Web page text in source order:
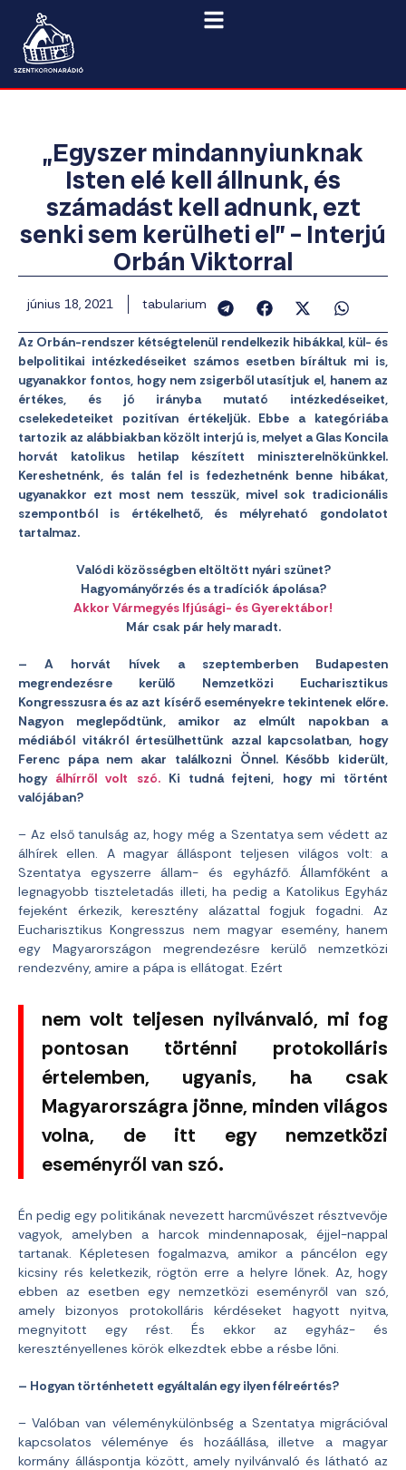
„Egyszer mindannyiunknak
Isten elé kell állnunk, és
számadást kell adnunk, ezt
senki sem kerülheti el” – Interjú
Orbán Viktorral
június 18, 2021 tabularium
Az Orbán-rendszer kétségtelenül rendelkezik hibákkal, kül- és
belpolitikai intézkedéseiket számos esetben bíráltuk mi is,
ugyanakkor fontos, hogy nem zsigerből utasítjuk el, hanem az
értékes, és jó irányba mutató intézkedéseiket,
cselekedeteiket pozitívan értékeljük. Ebbe a kategóriába
tartozik az alábbiakban közölt interjú is, melyet a Glas Koncila
horvát katolikus hetilap készített miniszterelnökünkkel.
Kereshetnénk, és talán fel is fedezhetnénk benne hibákat,
ugyanakkor ezt most nem tesszük, mivel sok tradicionális
szempontból is értékelhető, és mélyreható gondolatot
tartalmaz.
Valódi közösségben eltöltött nyári szünet?
Hagyományőrzés és a tradíciók ápolása?
Akkor Vármegyés Ifjúsági- és Gyerektábor!
Már csak pár hely maradt.
– A horvát hívek a szeptemberben Budapesten
megrendezésre kerülő Nemzetközi Eucharisztikus
Kongresszusra és az azt kísérő eseményekre tekintenek előre.
Nagyon meglepődtünk, amikor az elmúlt napokban a
médiából vitákról értesülhettünk azzal kapcsolatban, hogy
Ferenc pápa nem akar találkozni Önnel. Később kiderült,
hogy álhírről volt szó.Ki tudná fejteni, hogy mi történt
valójában?
– Az első tanulság az, hogy még a Szentatya sem védett az
álhírek ellen. A magyar álláspont teljesen világos volt: a
Szentatya egyszerre állam- és egyházfő. Államfőként a
legnagyobb tiszteletadás illeti, ha pedig a Katolikus Egyház
fejeként érkezik, keresztény alázattal fogjuk fogadni. Az
Eucharisztikus Kongresszus nem magyar esemény, hanem
egy Magyarországon megrendezésre kerülő nemzetközi
rendezvény, amire a pápa is ellátogat. Ezért
nem volt teljesen nyilvánvaló, mi fog
pontosan történni protokolláris
értelemben, ugyanis, ha csak
Magyarországra jönne, minden világos
volna, de itt egy nemzetközi
eseményről van szó.
Én pedig egy politikának nevezett harcművészet résztvevője
vagyok, amelyben a harcok mindennaposak, éjjel-nappal
tartanak. Képletesen fogalmazva, amikor a páncélon egy
kicsiny rés keletkezik, rögtön erre a helyre lőnek. Az, hogy
ebben az esetben egy nemzetközi eseményről van szó,
amely bizonyos protokolláris kérdéseket hagyott nyitva,
megnyitott egy rést. És ekkor az egyház- és
keresztényellenes körök elkezdtek ebbe a résbe lőni.
– Hogyan történhetett egyáltalán egy ilyen félreértés?
– Valóban van véleménykülönbség a Szentatya migrációval
kapcsolatos véleménye és hozáállása, illetve a magyar
kormány álláspontja között, amely nyilvánvaló és látható az